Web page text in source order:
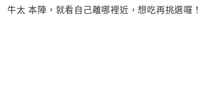
牛太 本陣，就看自己離哪裡近，想吃再挑選囉！